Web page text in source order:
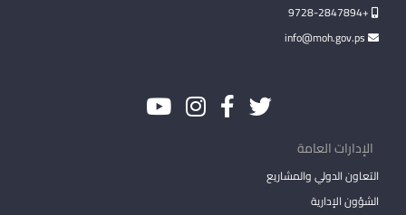
+9728-2847894
الإدارات العامة
التعاون الدولي والمشاريع
الشؤون الإدارية